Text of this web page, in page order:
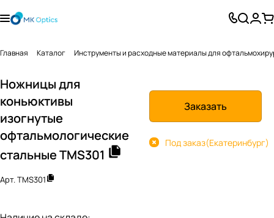
Главная Каталог Инструменты и расходные материалы для
Ножницы для
коньюктивы
изогнутые
офтальмологические
стальные TMS301
Арт.TMS301
Заказать
Под заказ(Екатеринбург)